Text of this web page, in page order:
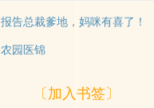
报告总裁爹地，妈咪有喜了！
农园医锦
〔加入书签〕